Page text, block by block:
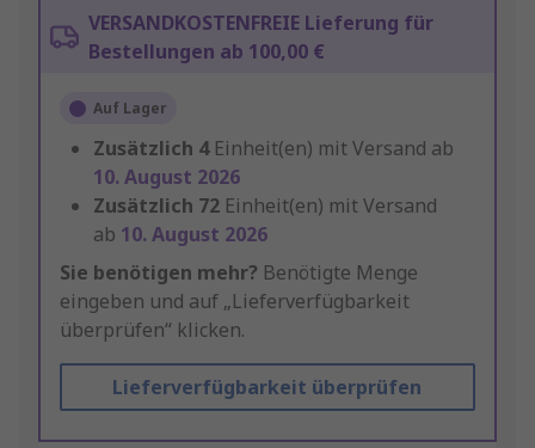
VERSANDKOSTENFREIE Lieferung für
Bestellungen ab 100,00 €
Auf Lager
Zusätzlich 4 Einheit(en) mit Versand ab
10. August 2026
Zusätzlich 72 Einheit(en) mit Versand
ab 10. August 2026
Sie benötigen mehr? Benötigte Menge
eingeben und auf „Lieferverfügbarkeit
überprüfen“ klicken.
Lieferverfügbarkeit überprüfen